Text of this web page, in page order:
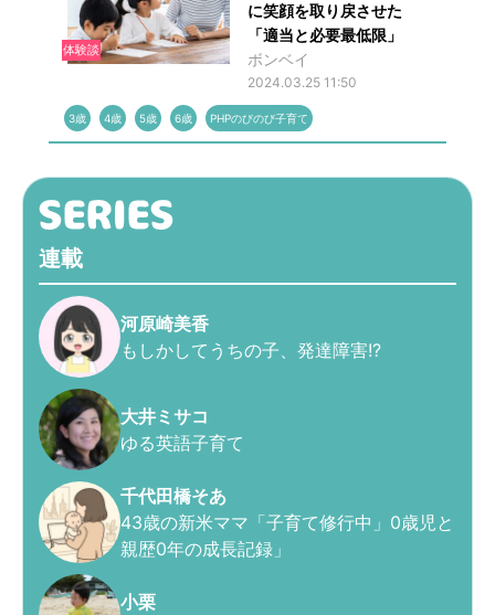
体験談
に笑顔を取り戻させた
「適当と必要最低限」
ボンベイ
2024.03.25 11:50
3歳 4歳 5歳 6歳 PHPのびのび子育て
連載
河原崎美香
もしかしてうちの子、発達障害!?
大井ミサコ
ゆる英語子育て
千代田橋そあ
43歳の新米ママ「子育て修行中」0歳児と
親歴0年の成長記録」
小栗